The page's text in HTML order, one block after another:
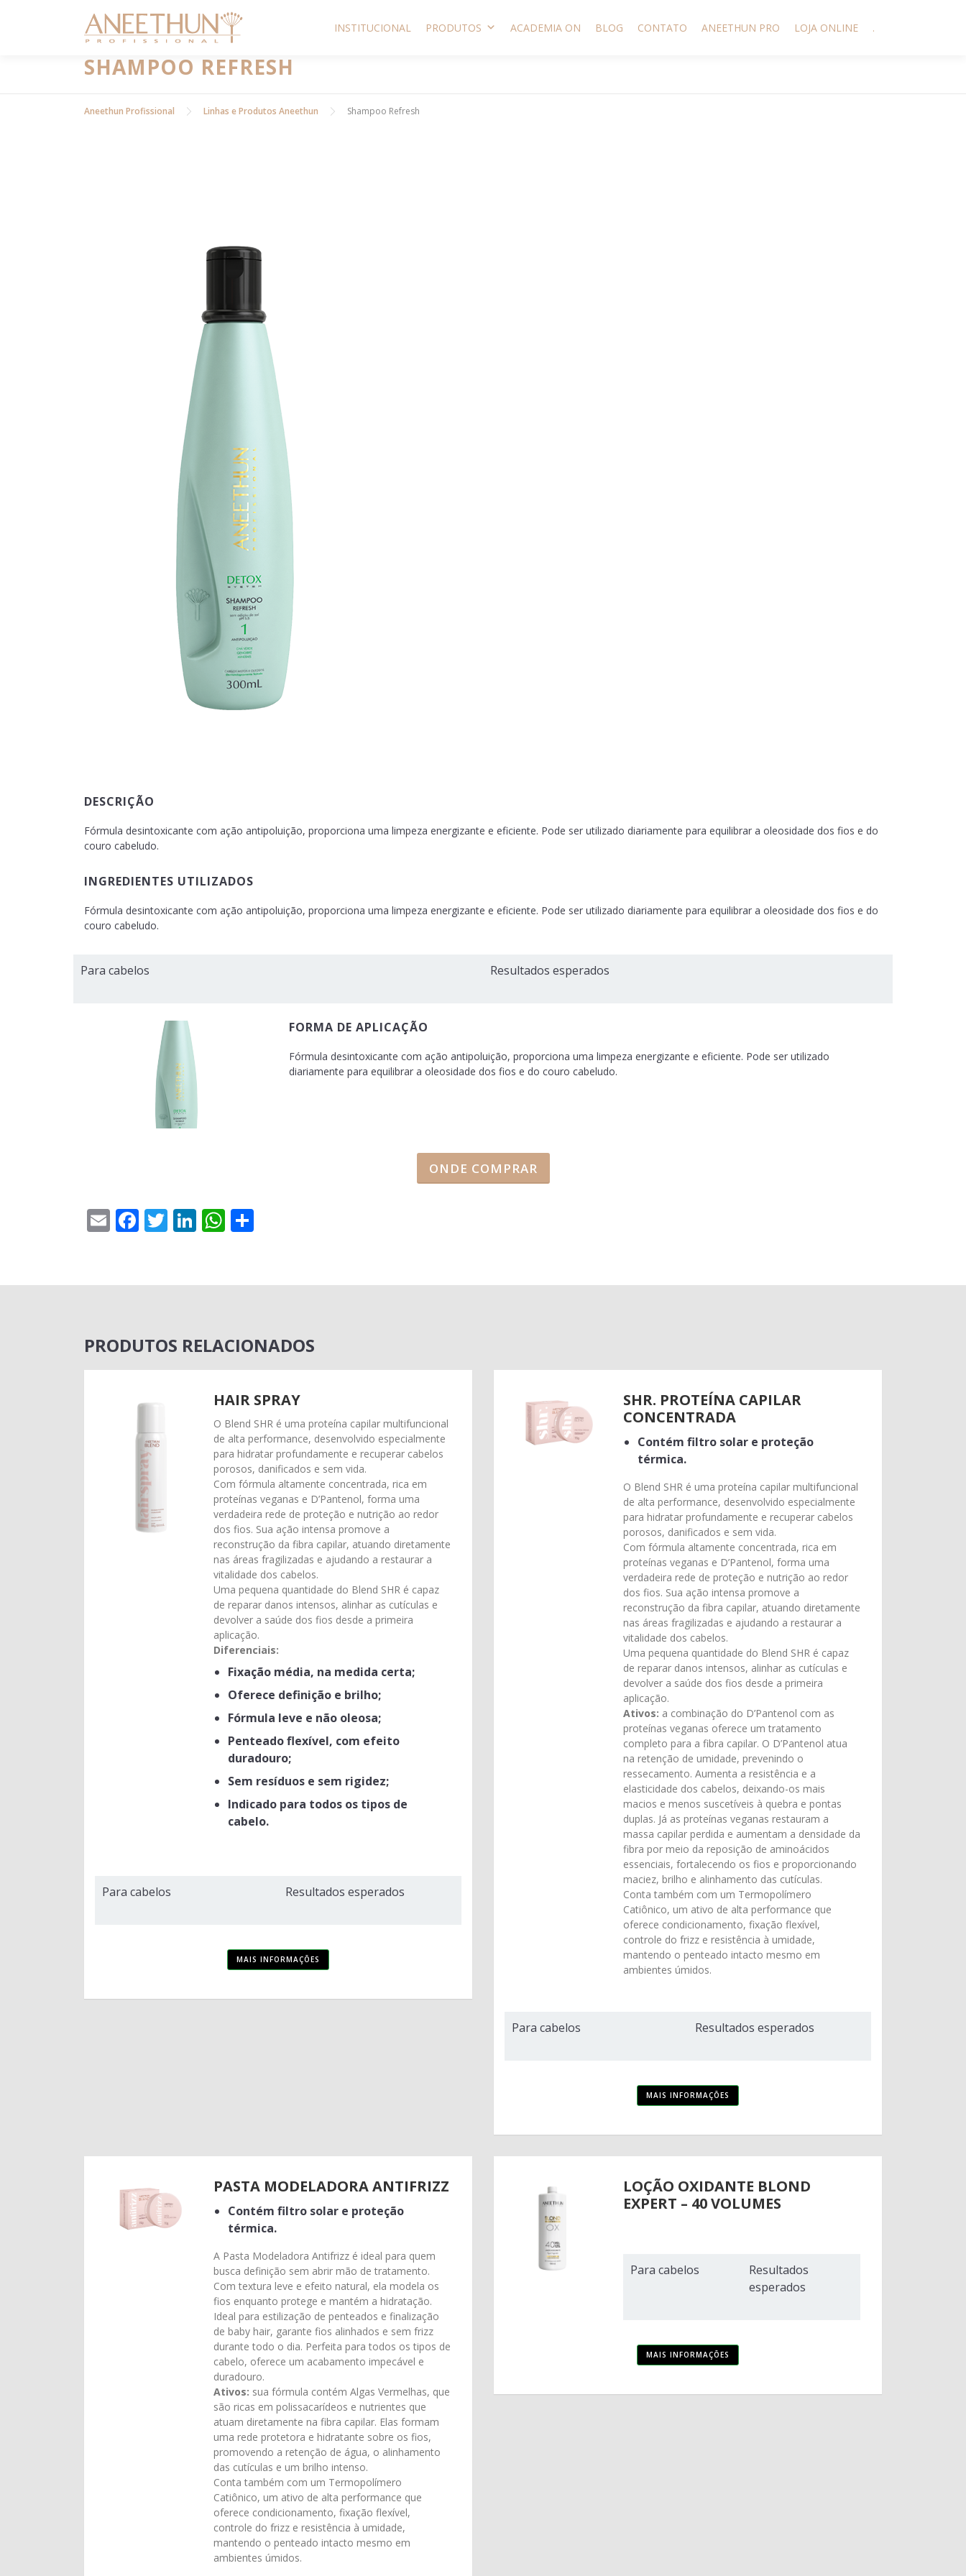
INSTITUCIONAL PRODUTOS ACADEMIA ON BLOG CONTATO ANEETHUN PRO LOJA ONLINE .
SHAMPOO REFRESH
Aneethun Profissional Linhas e Produtos Aneethun Shampoo Refresh
Anterior
DESCRIÇÃO
Fórmula desintoxicante com ação antipoluição, proporciona uma limpeza energizante e eficiente. Pode ser utilizado diariamente para equilibrar a oleosidade dos fios e do
couro cabeludo.
INGREDIENTES UTILIZADOS
Fórmula desintoxicante com ação antipoluição, proporciona uma limpeza energizante e eficiente. Pode ser utilizado diariamente para equilibrar a oleosidade dos fios e do
couro cabeludo.
Para cabelos Resultados esperados
FORMA DE APLICAÇÃO
Fórmula desintoxicante com ação antipoluição, proporciona uma limpeza energizante e eficiente. Pode ser utilizado
diariamente para equilibrar a oleosidade dos fios e do couro cabeludo.
ONDE COMPRAR
EmailFacebook
Twitter
LinkedIn
WhatsApp
PRODUTOS RELACIONADOS
HAIR SPRAY
O Blend SHR é uma proteína capilar multifuncional
de alta performance, desenvolvido especialmente
para hidratar profundamente e recuperar cabelos
porosos, danificados e sem vida.
Com fórmula altamente concentrada, rica em
proteínas veganas e D’Pantenol, forma uma
verdadeira rede de proteção e nutrição ao redor
dos fios. Sua ação intensa promove a
reconstrução da fibra capilar, atuando diretamente
nas áreas fragilizadas e ajudando a restaurar a
vitalidade dos cabelos.
Uma pequena quantidade do Blend SHR é capaz
de reparar danos intensos, alinhar as cutículas e
devolver a saúde dos fios desde a primeira
aplicação.
Diferenciais:
Fixação média, na medida certa;
Oferece definição e brilho;
Fórmula leve e não oleosa;
Penteado flexível, com efeito
duradouro;
Sem resíduos e sem rigidez;
Indicado para todos os tipos de
cabelo.
Para cabelos Resultados esperados
MAIS INFORMAÇÕES
SHR. PROTEÍNA CAPILAR
CONCENTRADA
Contém filtro solar e proteção
térmica.
O Blend SHR é uma proteína capilar multifuncional
de alta performance, desenvolvido especialmente
para hidratar profundamente e recuperar cabelos
porosos, danificados e sem vida.
Com fórmula altamente concentrada, rica em
proteínas veganas e D’Pantenol, forma uma
verdadeira rede de proteção e nutrição ao redor
dos fios. Sua ação intensa promove a
reconstrução da fibra capilar, atuando diretamente
nas áreas fragilizadas e ajudando a restaurar a
vitalidade dos cabelos.
Uma pequena quantidade do Blend SHR é capaz
de reparar danos intensos, alinhar as cutículas e
devolver a saúde dos fios desde a primeira
aplicação.
Ativos: a combinação do D’Pantenol com as
proteínas veganas oferece um tratamento
completo para a fibra capilar. O D’Pantenol atua
na retenção de umidade, prevenindo o
ressecamento. Aumenta a resistência e a
elasticidade dos cabelos, deixando-os mais
macios e menos suscetíveis à quebra e pontas
duplas. Já as proteínas veganas restauram a
massa capilar perdida e aumentam a densidade da
fibra por meio da reposição de aminoácidos
essenciais, fortalecendo os fios e proporcionando
maciez, brilho e alinhamento das cutículas.
Conta também com um Termopolímero
Catiônico, um ativo de alta performance que
oferece condicionamento, fixação flexível,
controle do frizz e resistência à umidade,
mantendo o penteado intacto mesmo em
ambientes úmidos.
Para cabelos Resultados esperados
MAIS INFORMAÇÕES
PASTA MODELADORA ANTIFRIZZ
Contém filtro solar e proteção
térmica.
A Pasta Modeladora Antifrizz é ideal para quem
busca definição sem abrir mão de tratamento.
Com textura leve e efeito natural, ela modela os
fios enquanto protege e mantém a hidratação.
Ideal para estilização de penteados e finalização
de baby hair, garante fios alinhados e sem frizz
durante todo o dia. Perfeita para todos os tipos de
cabelo, oferece um acabamento impecável e
duradouro.
Ativos: sua fórmula contém Algas Vermelhas, que
são ricas em polissacarídeos e nutrientes que
atuam diretamente na fibra capilar. Elas formam
uma rede protetora e hidratante sobre os fios,
promovendo a retenção de água, o alinhamento
das cutículas e um brilho intenso.
Conta também com um Termopolímero
Catiônico, um ativo de alta performance que
oferece condicionamento, fixação flexível,
controle do frizz e resistência à umidade,
mantendo o penteado intacto mesmo em
ambientes úmidos.
LOÇÃO OXIDANTE BLOND
EXPERT – 40 VOLUMES
Para cabelos
Resultados
esperados
MAIS INFORMAÇÕES